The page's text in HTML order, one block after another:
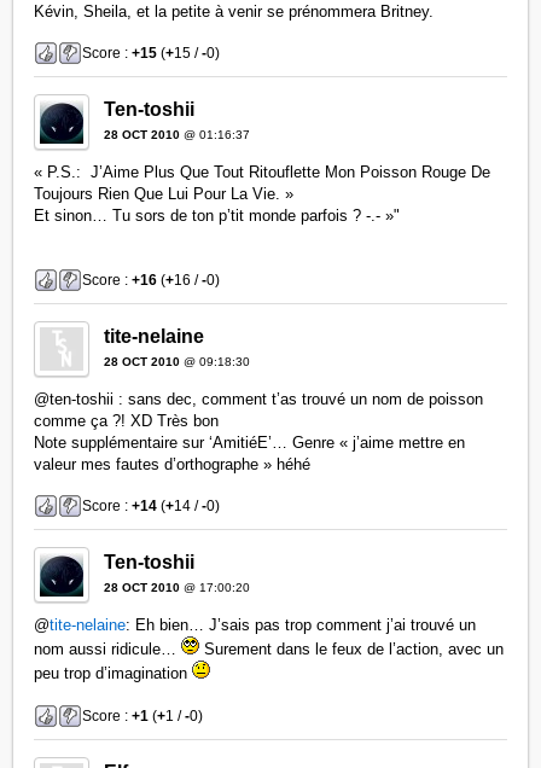
Kévin, Sheila, et la petite à venir se prénommera Britney.
Score :+15 (+15 /-0)
Ten-toshii
28 OCT 2010 @ 01:16:37
« P.S.: J’Aime Plus Que Tout Ritouflette Mon Poisson Rouge De
Toujours Rien Que Lui Pour La Vie. »
Et sinon… Tu sors de ton p’tit monde parfois ? -.- »"
Score :+16 (+16 /-0)
tite-nelaine
28 OCT 2010 @ 09:18:30
@ten-toshii : sans dec, comment t’as trouvé un nom de poisson
comme ça ?! XD Très bon
Note supplémentaire sur ‘AmitiéE’… Genre « j’aime mettre en
valeur mes fautes d’orthographe » héhé
Score :+14 (+14 /-0)
Ten-toshii
28 OCT 2010 @ 17:00:20
@tite-nelaine: Eh bien… J’sais pas trop comment j’ai trouvé un
nom aussi ridicule…
Surement dans le feux de l’action, avec un
peu trop d’imagination
Score :+1 (+1 /-0)